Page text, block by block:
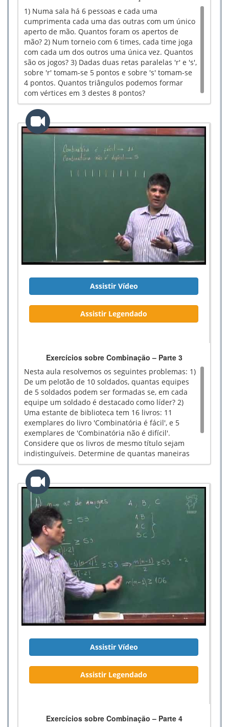
1) Numa sala há 6 pessoas e cada uma
cumprimenta cada uma das outras com um único
aperto de mão. Quantos foram os apertos de
mão? 2) Num torneio com 6 times, cada time joga
com cada um dos outros uma única vez. Quantos
são os jogos? 3) Dadas duas retas paralelas 'r' e 's',
sobre 'r' tomam-se 5 pontos e sobre 's' tomam-se
4 pontos. Quantos triângulos podemos formar
com vértices em 3 destes 8 pontos?
Assistir Vídeo
Assistir Legendado
Exercícios sobre Combinação – Parte 3
Nesta aula resolvemos os seguintes problemas: 1)
De um pelotão de 10 soldados, quantas equipes
de 5 soldados podem ser formadas se, em cada
equipe um soldado é destacado como líder? 2)
Uma estante de biblioteca tem 16 livros: 11
exemplares do livro 'Combinatória é fácil', e 5
exemplares de 'Combinatória não é difícil'.
Considere que os livros de mesmo título sejam
indistinguíveis. Determine de quantas maneiras
diferentes podemos dispor os 16 livros na
estante, de modo que dois exemplares de
'Combinatória não é difícil' nunca estejam juntos.
Assistir Vídeo
Assistir Legendado
Exercícios sobre Combinação – Parte 4